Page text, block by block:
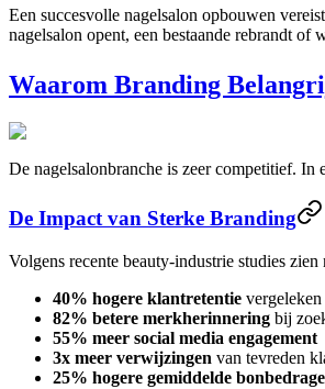
Een succesvolle nagelsalon opbouwen
nagelsalon opent, een bestaande rebrandt
Waarom Branding
De nagelsalonbranche is zeer competitief.
De Impact van Sterke Branding
Volgens recente beauty-industrie studies
40% hogere klantretentie
82% betere merkherinnering bij
55% meer social media engagement
3x meer verwijzingen van tevreden
25% hogere gemiddelde